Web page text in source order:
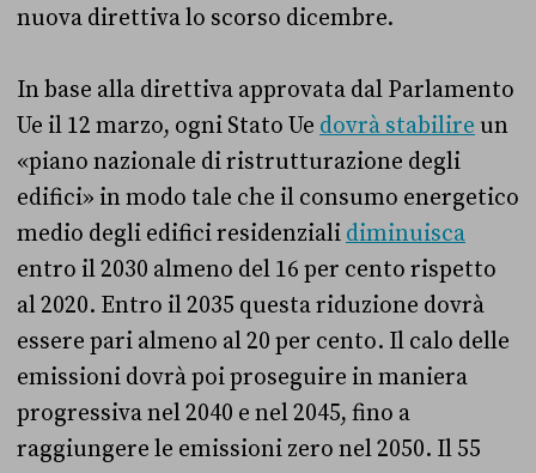
nuova direttiva lo scorso dicembre.
In base alla direttiva approvata dal Parlamento
Ue il 12 marzo, ogni Stato Ue dovrà stabilire un
«piano nazionale di ristrutturazione degli
edifici» in modo tale che il consumo energetico
medio degli edifici residenziali diminuisca
entro il 2030 almeno del 16 per cento rispetto
al 2020. Entro il 2035 questa riduzione dovrà
essere pari almeno al 20 per cento. Il calo delle
emissioni dovrà poi proseguire in maniera
progressiva nel 2040 e nel 2045, fino a
raggiungere le emissioni zero nel 2050. Il 55